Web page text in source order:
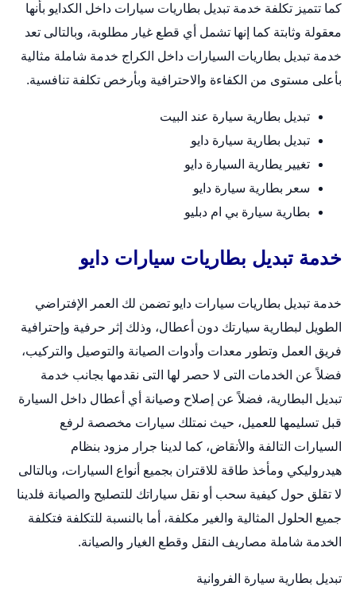
كما تتميز تكلفة خدمة تبديل بطاريات سيارات داخل الكدايو بأنها
معقولة وثابتة كما إنها تشمل أي قطع غيار مطلوبة، وبالتالى تعد
خدمة تبديل بطاريات السيارات داخل الكراج خدمة شاملة مثالية
بأعلى مستوى من الكفاءة والاحترافية وبأرخص تكلفة تنافسية.
تبديل بطارية سيارة عند البيت
تبديل بطارية سيارة دايو
تغيير يطارية السيارة دايو
سعر بطارية سيارة دايو
بطارية سيارة بي ام دبليو
خدمة تبديل بطاريات سيارات دايو
خدمة تبديل بطاريات سيارات دايو تضمن لك العمر الإفتراضي
الطويل لبطارية سيارتك دون أعطال، وذلك إثر حرفية وإحترافية
فريق العمل وتطور معدات وأدوات الصيانة والتوصيل والتركيب،
فضلاً عن الخدمات التى لا حصر لها التى نقدمها بجانب خدمة
تبديل البطارية، فضلاً عن إصلاح وصيانة أي أعطال داخل السيارة
قبل تسليمها للعميل، حيث نمتلك سيارات مخصصة لرفع
السيارات التالفة والأنقاض، كما لدينا جرار مزود بنظام
هيدروليكي ومأخذ طاقة للاقتران بجميع أنواع السيارات، وبالتالى
لا تقلق حول كيفية سحب أو نقل سياراتك للتصليح والصيانة فلدينا
جميع الحلول المثالية والغير مكلفة، أما بالنسبة للتكلفة فتكلفة
الخدمة شاملة مصاريف النقل وقطع الغيار والصيانة.
تبديل بطارية سيارة الفروانية